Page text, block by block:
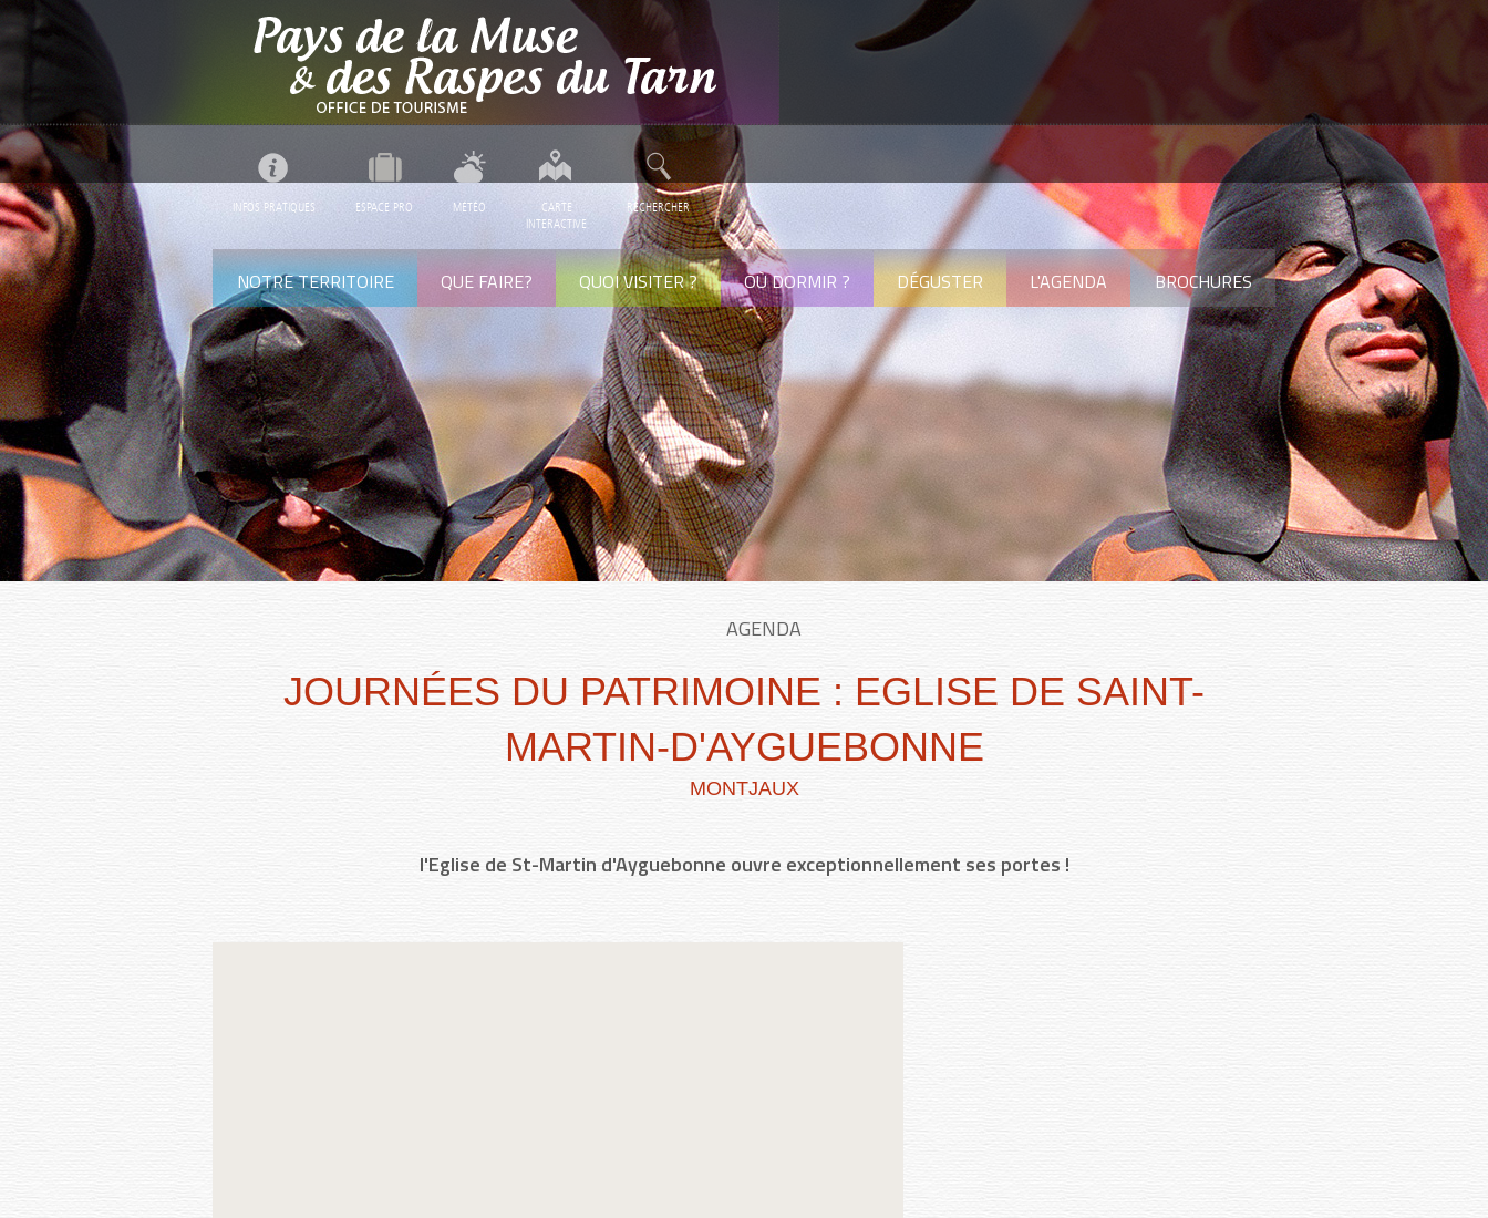
INFOS PRATIQUES ESPACE PRO MÉTÉO
CARTE
INTERACTIVE
RECHERCHER
NOTRE TERRITOIRE QUE FAIRE? QUOI VISITER ? OÙ DORMIR ? DÉGUSTER L'AGENDA BROCHURES
AGENDA
JOURNÉES DU PATRIMOINE : EGLISE DE SAINT-
MARTIN-D'AYGUEBONNE
MONTJAUX
l'Eglise de St-Martin d'Ayguebonne ouvre exceptionnellement ses portes !